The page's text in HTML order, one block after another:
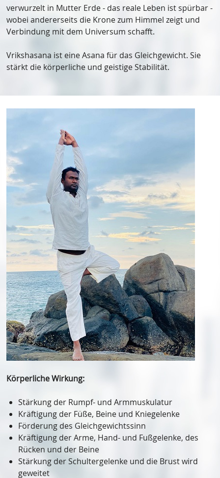
verwurzelt in Mutter Erde - das reale Leben ist spürbar -
wobei andererseits die Krone zum Himmel zeigt und
Verbindung mit dem Universum schafft.
Vrikshasana ist eine Asana für das Gleichgewicht. Sie
stärkt die körperliche und geistige Stabilität.
Körperliche Wirkung:
Stärkung der Rumpf- und Armmuskulatur
Kräftigung der Füße, Beine und Kniegelenke
Förderung des Gleichgewichtssinn
Kräftigung der Arme, Hand- und Fußgelenke, des
Rücken und der Beine
Stärkung der Schultergelenke und die Brust wird
geweitet